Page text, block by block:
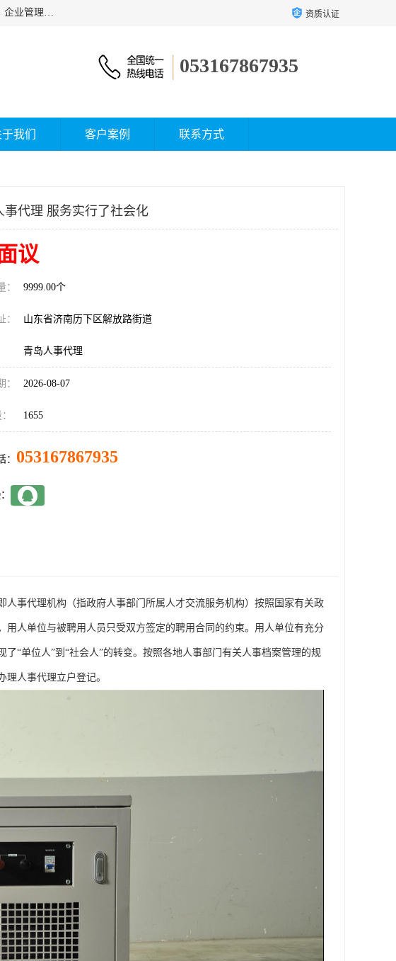
济南邦孚服务外包有限公司是专业从事灵活用工、人事代理、业务外包,社税优化、劳务外包、灵活经营、薪酬服务、企业管理咨询等的全国性的服务外包机构，邦孚人力—合法合规的灵活用工、人力外包、劳务派遣、共享经济财税优化专家，是国内提供企业人力资源综合解决方案有影响的人力资源公司之一。 资质认证
053167867935
我们 客户案例 联系方式
事代理 服务实行了社会化
议
： 9999.00个
： 山东省济南历下区解放路街道
青岛人事代理
： 2026-08-07
1655
： 053167867935
事代理机构（指政府人事部门所属人才交流服务机构）按照国家有关政
人单位与被聘用人员只受双方签定的聘用合同的约束。用人单位有充分
“单位人”到“社会人”的转变。按照各地人事部门有关人事档案管理的规
人事代理立户登记。